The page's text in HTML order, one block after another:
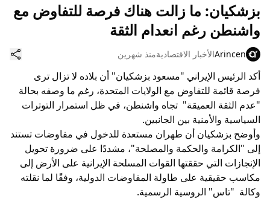
بزشكيان: ما زالت هناك فرصة للتفاوض مع
واشنطن رغم انعدام الثقة
Arincenالأخبار الاقتصاديةمنذ شهرين
أكد الرئيس الإيراني "مسعود بزشكيان" أن بلاده لا تزال ترى
فرصة قائمة للتفاوض مع الولايات المتحدة، رغم ما وصفه بحالة
"عدم الثقة العميقة" تجاه واشنطن، في ظل استمرار التوترات
السياسية والأمنية بين الجانبين.
وأوضح بزشكيان أن طهران مستعدة للدخول في مفاوضات تستند
إلى "الكرامة والحكمة والمصلحة"، مشددًا على ضرورة تحويل
الإنجازات التي حققتها القوات المسلحة الإيرانية على الأرض إلى
مكاسب حقيقية على طاولة المفاوضات الدولية، وفقًا لما نقلته
وكالة "تاس" الروسية الرسمية.